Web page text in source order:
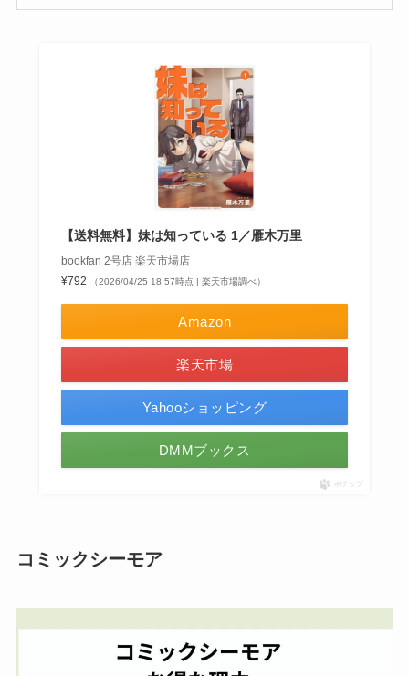
【送料無料】妹は知っている 1／雁木万里
bookfan 2号店 楽天市場店
¥792
（2026/04/25 18:57時点 | 楽天市場調べ）
Amazon
楽天市場
Yahooショッピング
DMMブックス
ポチップ
コミックシーモア